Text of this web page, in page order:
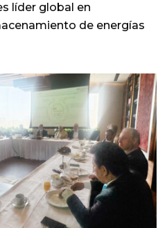
líder global en
de energías